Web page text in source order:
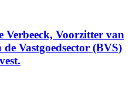
Verbeeck, Voorzitter van
Vastgoedsector (BVS)